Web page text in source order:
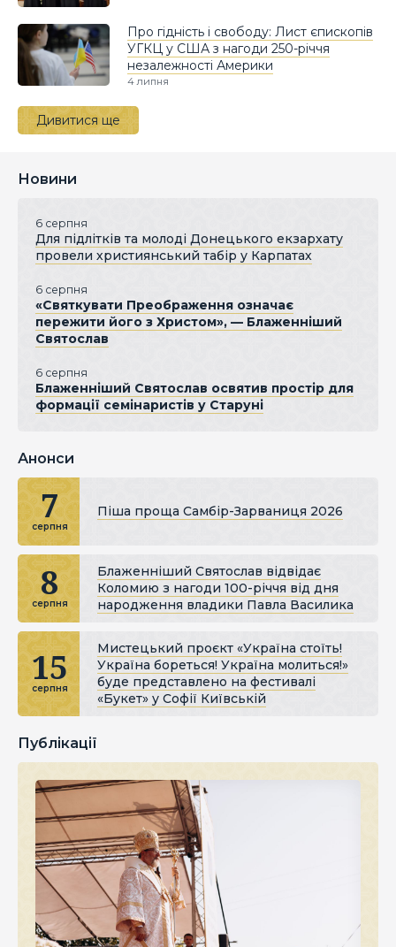
Про гідність і свободу: Лист єпископів
УГКЦ у США з нагоди 250-річчя
незалежності Америки
4 липня
Дивитися ще
Новини
6 серпня
Для підлітків та молоді Донецького екзархату
провели християнський табір у Карпатах
6 серпня
«Святкувати Преображення означає
пережити його з Христом», — Блаженніший
Святослав
6 серпня
Блаженніший Святослав освятив простір для
формації семінаристів у Старуні
Анонси
7
серпня
Піша проща Самбір-Зарваниця 2026
8
серпня
Блаженніший Святослав відвідає
Коломию з нагоди 100-річчя від дня
народження владики Павла Василика
15
серпня
Мистецький проєкт «Україна стоїть!
Україна бореться! Україна молиться!»
буде представлено на фестивалі
«Букет» у Софії Київській
Публікації